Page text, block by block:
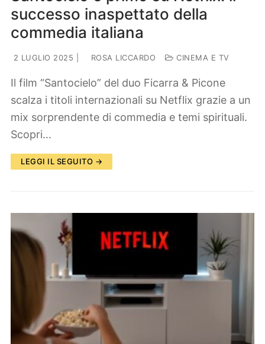
successo inaspettato della
commedia italiana
2 LUGLIO 2025 ROSA LICCARDO CINEMA E TV
Il film “Santocielo” del duo Ficarra & Picone
scalza i titoli internazionali su Netflix grazie a un
mix sorprendente di commedia e temi spirituali.
Scopri…
LEGGI IL SEGUITO →